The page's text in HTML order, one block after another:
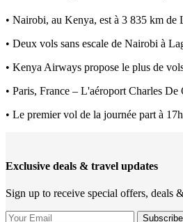
• Nairobi, au Kenya, est à 3 835 km de
• Deux vols sans escale de Nairobi à
• Kenya Airways propose le plus de
• Paris, France – L'aéroport Charles
• Le premier vol de la journée part à
Exclusive deals & travel updates
Sign up to receive special offers, deals